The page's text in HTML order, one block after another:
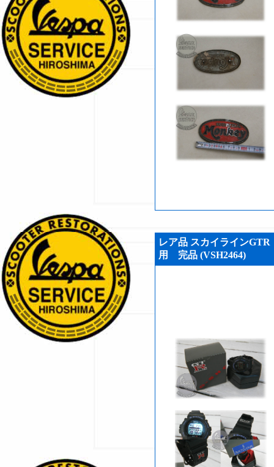
レア品 スカイライン
用 完品 (VSH2464)